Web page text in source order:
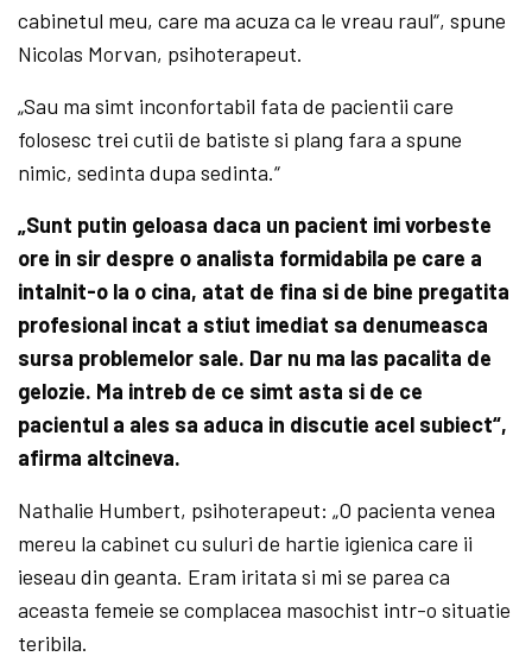
cabinetul meu, care ma acuza ca le vreau raul“, spune
Nicolas Morvan, psihoterapeut.
„Sau ma simt inconfortabil fata de pacientii care
folosesc trei cutii de batiste si plang fara a spune
nimic, sedinta dupa sedinta.“
„Sunt putin geloasa daca un pacient imi vorbeste
ore in sir despre o analista formidabila pe care a
intalnit-o la o cina, atat de fina si de bine pregatita
profesional incat a stiut imediat sa denumeasca
sursa problemelor sale. Dar nu ma las pacalita de
gelozie. Ma intreb de ce simt asta si de ce
pacientul a ales sa aduca in discutie acel subiect“,
afirma altcineva.
Nathalie Humbert, psihoterapeut: „O pacienta venea
mereu la cabinet cu suluri de hartie igienica care ii
ieseau din geanta. Eram iritata si mi se parea ca
aceasta femeie se complacea masochist intr-o situatie
teribila.